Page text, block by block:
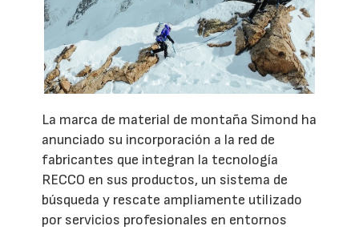
La marca de material de montaña Simond ha
anunciado su incorporación a la red de
fabricantes que integran la tecnología
RECCO en sus productos, un sistema de
búsqueda y rescate ampliamente utilizado
por servicios profesionales en entornos